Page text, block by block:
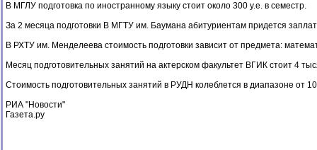
В МГЛУ подготовка по иностранному языку стоит около 300 у.е. в семестр.
За 2 месяца подготовки В МГТУ им. Баумана абитуриентам придется
В РХТУ им. Менделеева стоимость подготовки зависит от предмета:
Месяц подготовительных занятий на актерском факультет ВГИК стоит 4
Стоимость подготовительных занятий в РУДН колеблется в диапазоне от
РИА "Новости"
Газета.ру